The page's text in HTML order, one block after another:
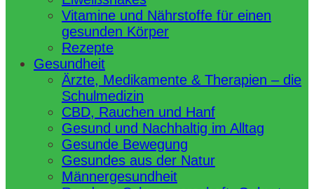
Vitamine und Nährstoffe für einen
gesunden Körper
Rezepte
Gesundheit
Ärzte, Medikamente & Therapien – die
Schulmedizin
CBD, Rauchen und Hanf
Gesund und Nachhaltig im Alltag
Gesunde Bewegung
Gesundes aus der Natur
Männergesundheit